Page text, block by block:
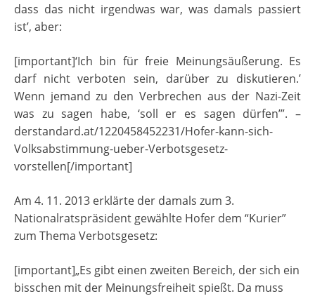
dass das nicht irgendwas war, was damals passiert
ist’, aber:
[important]‘Ich bin für freie Meinungsäußerung. Es
darf nicht verboten sein, darüber zu diskutieren.’
Wenn jemand zu den Verbrechen aus der Nazi-Zeit
was zu sagen habe, ‘soll er es sagen dürfen’”. –
derstandard.at/1220458452231/Hofer-kann-sich-
Volksabstimmung-ueber-Verbotsgesetz-
vorstellen[/important]
Am 4. 11. 2013 erklärte der damals zum 3.
Nationalratspräsident gewählte Hofer dem “Kurier”
zum Thema Verbotsgesetz:
[important]„Es gibt einen zweiten Bereich, der sich ein
bisschen mit der Meinungsfreiheit spießt. Da muss